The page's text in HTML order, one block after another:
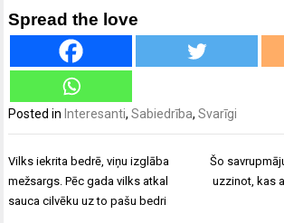
Spread the love
Posted in Interesanti,Sabiedrība,Svarīgi
Ziņu
izvēlne
Vilks iekrita bedrē, viņu izglāba
mežsargs. Pēc gada vilks atkal
sauca cilvēku uz to pašu bedri
Šo
uzzinot, kas